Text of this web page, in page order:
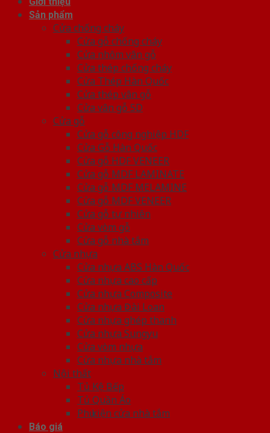
Sản phẩm
Cửa chống cháy
Cửa gỗ chống cháy
Cửa nhôm vân gỗ
Cửa thép chống cháy
Cửa Thép Hàn Quốc
Cửa thép vân gỗ
Cửa vân gỗ 5D
Cửa gỗ
Cửa gỗ công nghiệp HDF
Cửa Gỗ Hàn Quốc
Cửa gỗ HDF VENEER
Cửa gỗ MDF LAMINATE
Cửa gỗ MDF MELAMINE
Cửa gỗ MDF VENEER
Cửa gỗ tự nhiên
Cửa vòm gỗ
Cửa gỗ nhà tắm
Cửa nhựa
Cửa nhựa ABS Hàn Quốc
Cửa nhựa cao cấp
Cửa nhựa Composite
Cửa nhựa Đài Loan
Cửa nhựa ghép thanh
Cửa nhựa Sungyu
Cửa vòm nhựa
Cửa nhựa nhà tắm
Nội thất
Tủ Kệ Bếp
Tủ Quần Áo
Phụ kiện cửa nhà tắm
Báo giá